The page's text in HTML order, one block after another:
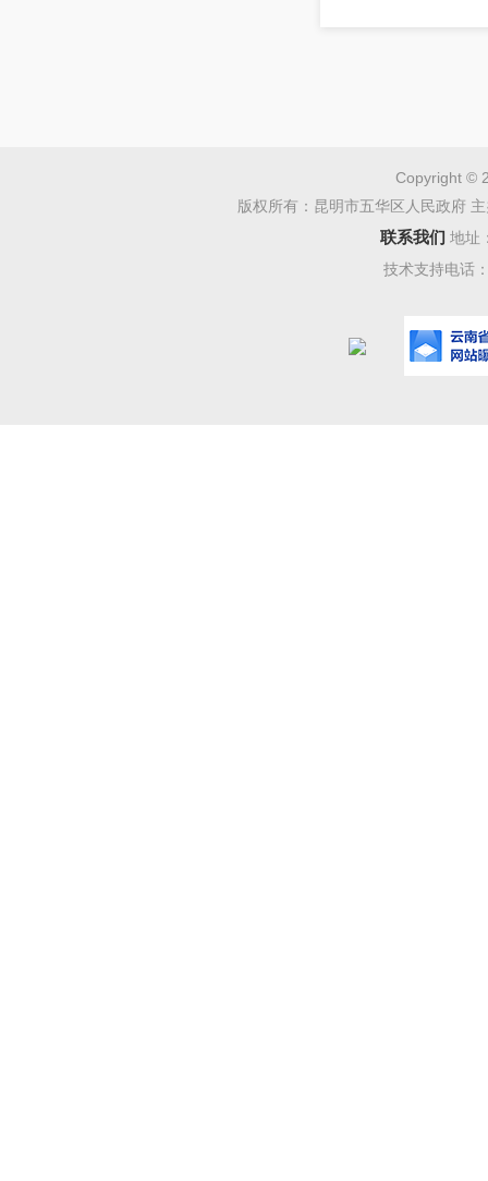
祝您
Copyright ©
版权所有：昆明市五华区人民政府
联系我们 地址
技术支持电话